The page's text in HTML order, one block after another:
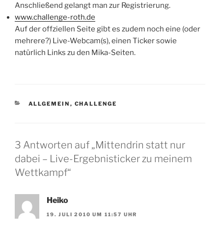
Anschließend gelangt man zur Registrierung.
www.challenge-roth.de
Auf der offziellen Seite gibt es zudem noch eine (oder
mehrere?) Live-Webcam(s), einen Ticker sowie
natürlich Links zu den Mika-Seiten.
KATEGORIEN
ALLGEMEIN , CHALLENGE
3 Antworten auf „Mittendrin statt nur
dabei – Live-Ergebnisticker zu meinem
Wettkampf“
Heiko
19. JULI 2010 UM 11:57 UHR